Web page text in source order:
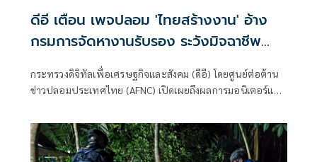
ดีอี เตือน เพจปลอม 'ไทยสร้างงาน' อ้าง
กรมการจัดหางานรับรอง ระวังมิจฉาชีพ
หลอก สูญเงิน-ข้อมูลส่วนบุคคล
กระทรวงดิจิทัลเพื่อเศรษฐกิจและสังคม (ดีอี) โดยศูนย์ต่อต้าน
ข่าวปลอมประเทศไทย (AFNC) เปิดเผยถึงผลการมอนิเตอร์และ
ปัญหาภัยความมั่นคงและภัยทางสังคมของนายไชยชนก ชิดชอบ
รัฐมนตรีว่าการกระทรวงดิจิทัลเพื่อเศรษฐกิจและสังคม (ดีอี)
โดยยกระดับความสำคัญเรื่องการสร้างความตระหนักรู้เท่าทัน